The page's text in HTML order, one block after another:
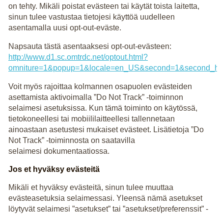
on tehty. Mikäli poistat evästeen tai käytät toista laitetta,
sinun tulee vastustaa tietojesi käyttöä uudelleen
asentamalla uusi opt-out-eväste.
Napsauta tästä asentaaksesi opt-out-evästeen:
http://www.d1.sc.omtrdc.net/optout.html?
Voit myös rajoittaa kolmannen osapuolen evästeiden
asettamista aktivoimalla ”Do Not Track” -toiminnon
selaimesi asetuksissa. Kun tämä toiminto on käytössä,
tietokoneellesi tai mobiililaitteellesi tallennetaan
ainoastaan asetustesi mukaiset evästeet. Lisätietoja ”Do
Not Track” -toiminnosta on saatavilla
selaimesi dokumentaatiossa.
Jos et hyväksy evästeitä
Mikäli et hyväksy evästeitä, sinun tulee muuttaa
evästeasetuksia selaimessasi. Yleensä nämä asetukset
löytyvät selaimesi ”asetukset” tai ”asetukset/preferenssit” -